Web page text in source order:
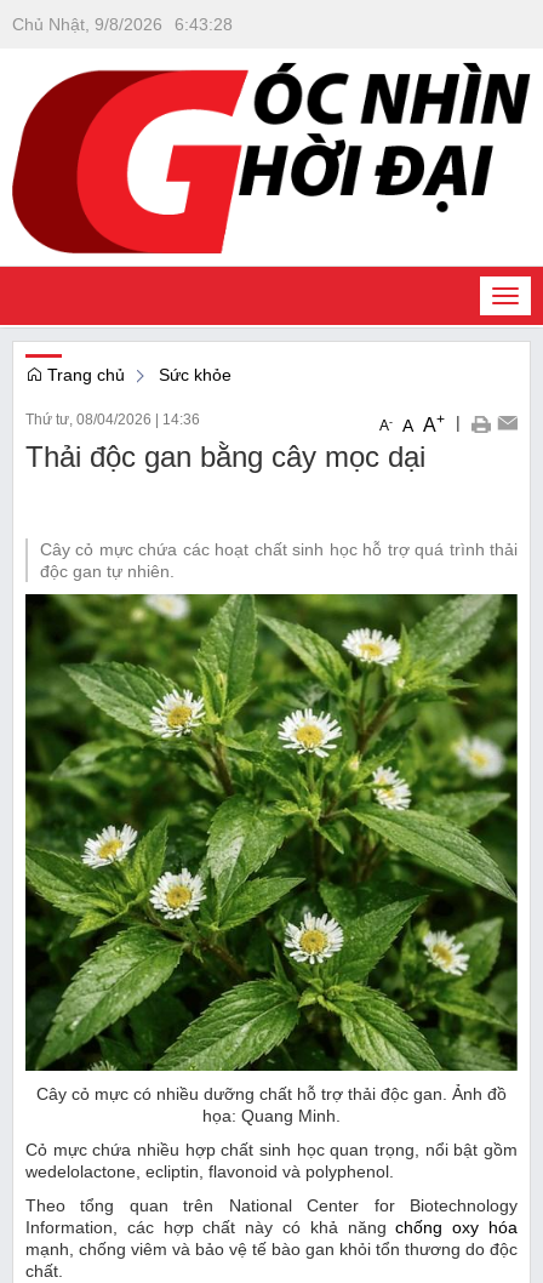
Chủ Nhật, 9/8/2026 6:43:28
Trang chủ Sức khỏe
Thứ tư, 08/04/2026 14:36 A- A A+ |
Thải độc gan bằng cây mọc dại
Cây cỏ mực chứa các hoạt chất sinh học hỗ trợ quá trình thải
độc gan tự nhiên.
Cây cỏ mực có nhiều dưỡng chất hỗ trợ thải độc gan. Ảnh đồ
họa: Quang Minh.
Cỏ mực chứa nhiều hợp chất sinh học quan trọng, nổi bật gồm
wedelolactone, ecliptin, flavonoid và polyphenol.
Theo tổng quan trên National Center for Biotechnology
Information, các hợp chất này có khả năngchống oxy hóa
mạnh, chống viêm và bảo vệ tế bào gan khỏi tổn thương do độc
chất.